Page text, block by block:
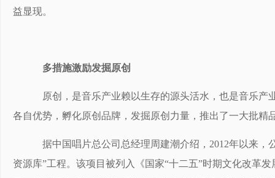
益显现。
多措施激励发掘原创
原创，是音乐产业赖以生存的源头活水，也是音乐产
各自优势，孵化原创品牌，发掘原创力量，推出了一大批精
据中国唱片总公司总经理周建潮介绍，2012年以来，
资源库”工程。该项目被列入《国家“十二五”时期文化改革